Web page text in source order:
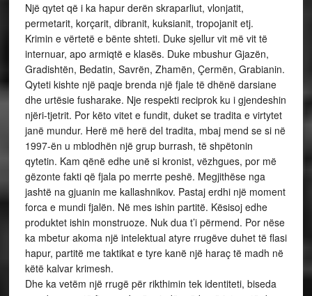
Një qytet që i ka hapur derën skraparliut, vlonjatit,
permetarit, korçarit, dibranit, kuksianit, tropojanit etj.
Krimin e vërtetë e bënte shteti. Duke sjellur vit më vit të
internuar, apo armiqtë e klasës. Duke mbushur Gjazën,
Gradishtën, Bedatin, Savrën, Zhamën, Çermën, Grabianin.
Qyteti kishte një paqje brenda një fjale të dhënë darsiane
dhe urtësie fusharake. Nje respekti reciprok ku i gjendeshin
njëri-tjetrit. Por këto vitet e fundit, duket se tradita e virtytet
janë mundur. Herë më herë del tradita, mbaj mend se si në
1997-ën u mblodhën një grup burrash, të shpëtonin
qytetin. Kam qënë edhe unë si kronist, vëzhgues, por më
gëzonte fakti që fjala po merrte peshë. Megjithëse nga
jashtë na gjuanin me kallashnikov. Pastaj erdhi një moment
forca e mundi fjalën. Në mes ishin partitë. Kësisoj edhe
produktet ishin monstruoze. Nuk dua t’i përmend. Por nëse
ka mbetur akoma një intelektual atyre rrugëve duhet të flasi
hapur, partitë me taktikat e tyre kanë një haraç të madh në
këtë kalvar krimesh.
Dhe ka vetëm një rrugë për rikthimin tek identiteti, biseda